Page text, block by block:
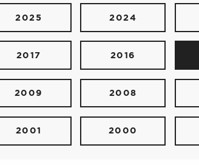
2025 2024
2017 2016
2009 2008
2001 2000